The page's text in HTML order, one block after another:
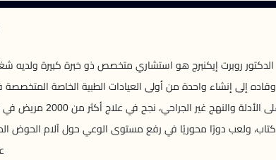
وقاده إلى إنشاء واحدة من أولى العيادات الطبية الخاصة المتخصصة
على الأدلة
كتاب، ولعب دورًا محوريًا في رفع مستوى الوعي حول آلام الحوض